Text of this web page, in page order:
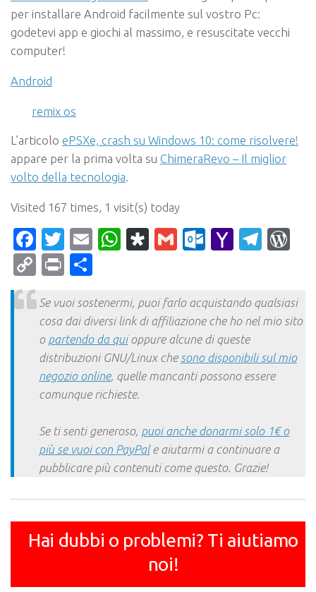
per installare Android facilmente sul vostro Pc:
godetevi app e giochi al massimo, e resuscitate vecchi
computer!
Android
remix os
L’articolo ePSXe, crash su Windows 10: come risolvere!
appare per la prima volta su ChimeraRevo – Il miglior
volto della tecnologia
Visited 167 times, 1 visit(s) today
Facebook
Twitter
EmailWhatsApp
Diaspora
Gmail Yahoo
CopyPrint
Se vuoi sostenermi, puoi farlo acquistando qualsiasi
cosa dai diversi link di affiliazione che ho nel mio sito
o partendo da quioppure alcune di queste
distribuzioni GNU/Linux che sono disponibili sul mio
negozio online, quelle mancanti possono essere
comunque richieste.
Se ti senti generoso, puoi anche donarmi solo 1€ o
più se vuoi con PayPale aiutarmi a continuare a
pubblicare più contenuti come questo. Grazie!
Hai dubbi o problemi? Ti aiutiamo
noi!